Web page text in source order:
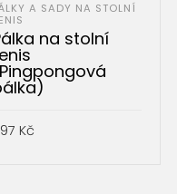
A SADY NA STOLNÍ
na stolní
Kč